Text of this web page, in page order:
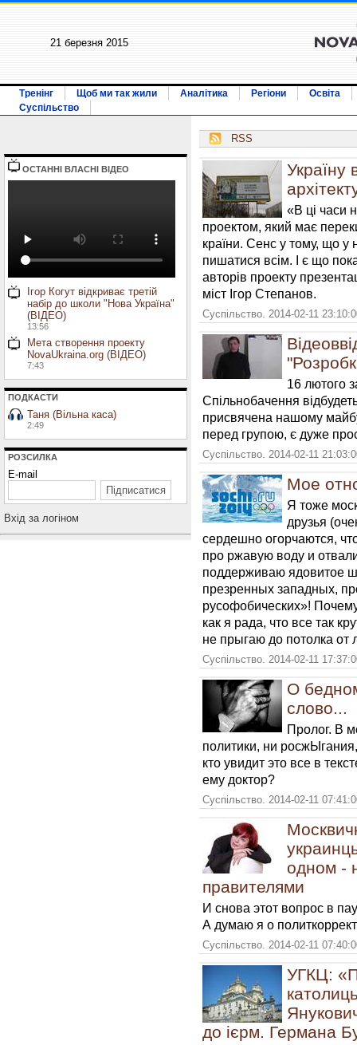
21 березня 2015
Тренінг Щоб ми так жили Аналітика Регіони
Освіта
Суспільство
ОСТАННI ВЛАСНI ВIДЕО
Ігор Когут відкриває третій
набір до школи "Нова Україна"
(ВІДЕО)
13:56
Мета створення проекту
NovaUkraina.org (ВІДЕО)
7:43
ПОДКАСТИ
Таня (Вільна каса)
2:49
РОЗСИЛКА
E-mail
Вхiд за логiном
RSS
Україну
«В ці часи
проектом, який має
країни. Сенс у тому, що у
пишатися всім. І є що
авторів проекту
міст Ігор Степанов.
Суспільство. 2014-02-11
16 лютого
Спільнобачення
присвячена нашому
перед групою, є дуже
Суспільство. 2014-02-11
Мое
Я тоже
друзья
сердешно огорчаются,
про ржавую воду и
поддерживаю ядовитое
презренных западных,
русофобических»!
как я рада, что все так
не прыгаю до потолка от
Суспільство. 2014-02-11
О
слово...
Пролог. В
политики, ни
кто увидит это все в
ему доктор?
Суспільство. 2014-02-11
одном -
правителями
И снова этот вопрос в
А думаю я о
Суспільство. 2014-02-11
УГКЦ:
до ієрм. Германа